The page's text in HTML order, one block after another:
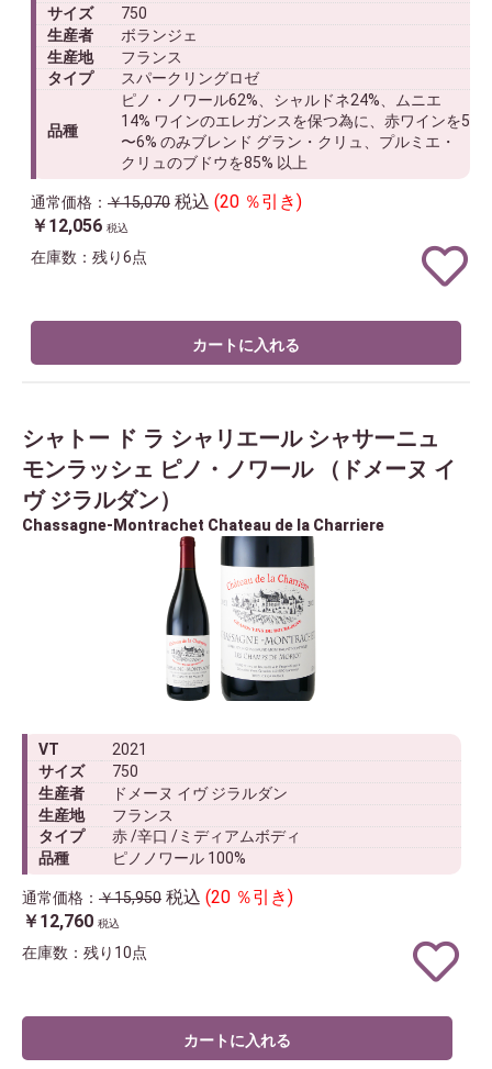
サイズ
750
生産者
ボランジェ
生産地
フランス
タイプ
スパークリングロゼ
品種
ピノ・ノワール62%、シャルドネ24%、ムニエ
14% ワインのエレガンスを保つ為に、赤ワインを5
〜6% のみブレンド グラン・クリュ、プルミエ・
クリュのブドウを85% 以上
通常価格： ￥15,070 税込 (20 ％引き)
￥12,056 税込
在庫数：残り6点
カートに入れる
シャトー ド ラ シャリエール シャサーニュ
モンラッシェ ピノ・ノワール （ドメーヌ イ
ヴ ジラルダン）
Chassagne-Montrachet Chateau de la Charriere
VT
2021
サイズ
750
生産者
ドメーヌ イヴ ジラルダン
生産地
フランス
タイプ
赤 /辛口 /ミディアムボディ
品種
ピノノワール 100%
通常価格： ￥15,950 税込 (20 ％引き)
￥12,760 税込
在庫数：残り10点
カートに入れる